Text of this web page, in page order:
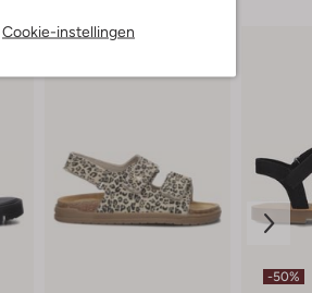
Cookie-instellingen
-50%